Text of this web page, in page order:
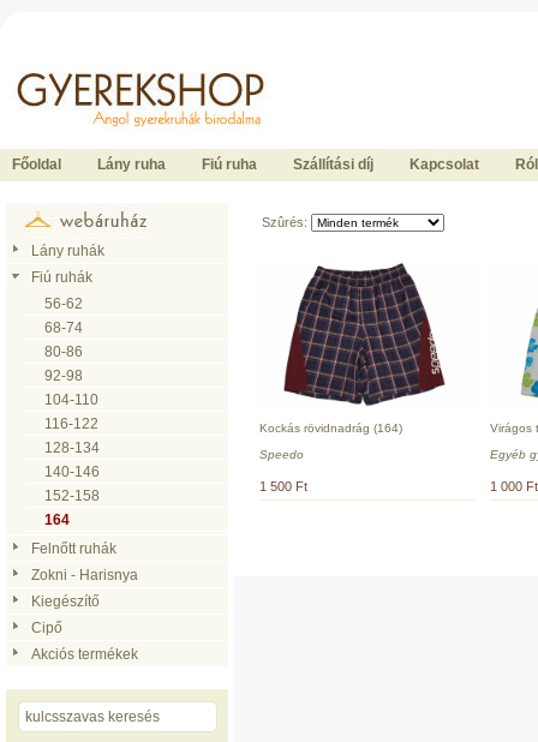
Főoldal Lány ruha Fiú ruha Szállítási díj Kapcsolat
Lány ruhák
Fiú ruhák
56-62
68-74
80-86
92-98
104-110
116-122
128-134
140-146
152-158
164
Felnőtt ruhák
Zokni - Harisnya
Kiegészítő
Cipő
Akciós termékek
Szûrés:
Kockás rövidnadrág (164)
Speedo
1 500 Ft
Virágos
Egyéb
1 000 Ft